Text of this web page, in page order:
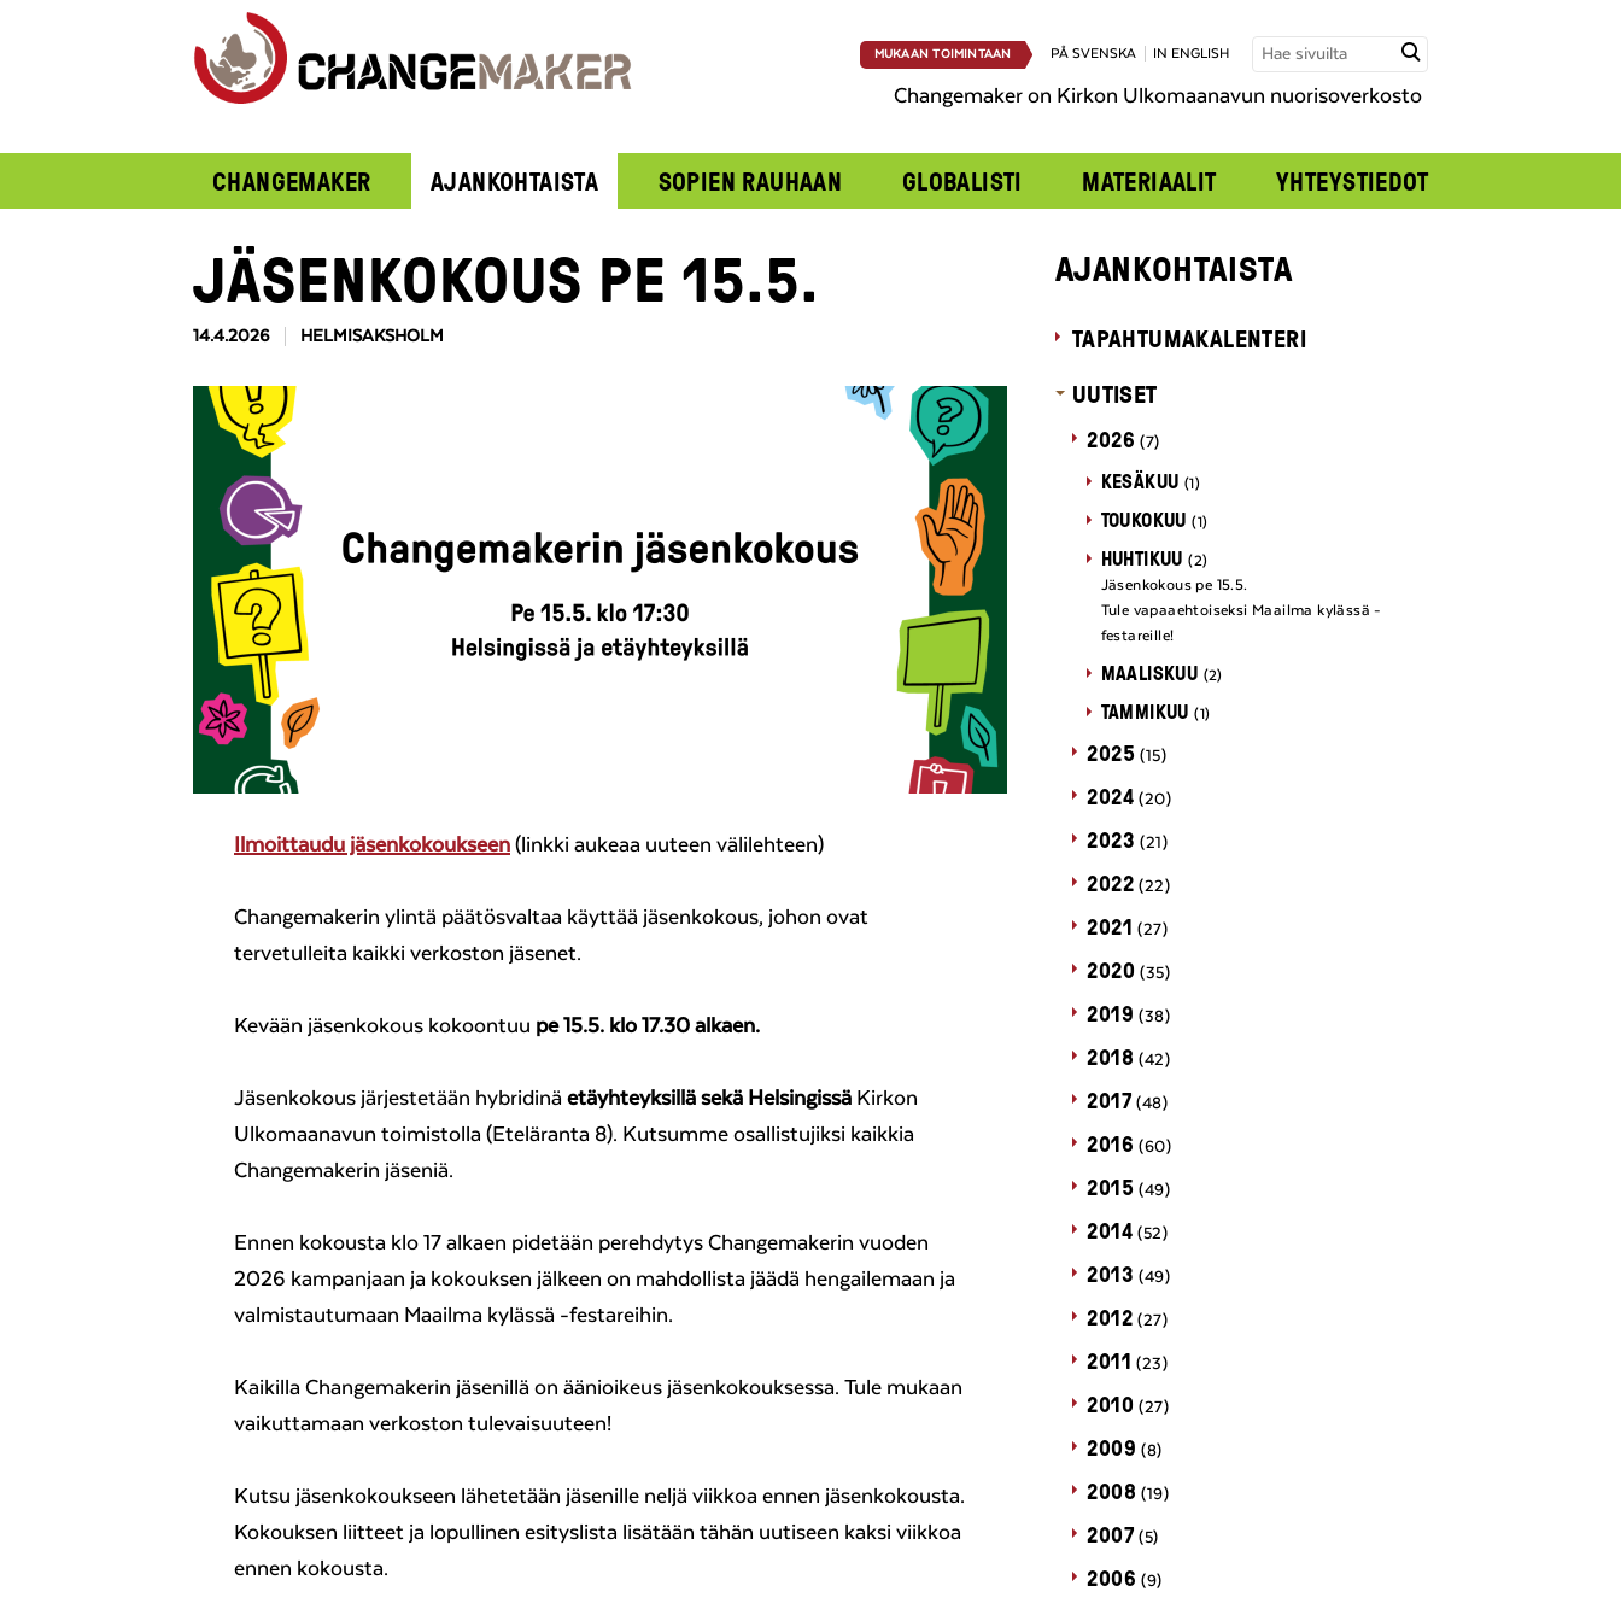
MUKAAN TOIMINTAAN PÅ SVENSKA IN ENGLISH
Changemaker on Kirkon Ulkomaanavun nuorisoverkosto
CHANGEMAKER AJANKOHTAISTA SOPIEN RAUHAAN GLOBALISTI MATERIAALIT YHTEYSTIEDOT
JÄSENKOKOUS PE 15.5.
14.4.2026 HELMISAKSHOLM
Ilmoittaudu jäsenkokoukseen (linkki aukeaa uuteen välilehteen)
Changemakerin ylintä päätösvaltaa käyttää jäsenkokous, johon ovat
tervetulleita kaikki verkoston jäsenet.
Kevään jäsenkokous kokoontuu pe 15.5. klo 17.30 alkaen.
Jäsenkokous järjestetään hybridinä etäyhteyksillä sekä Helsingissä Kirkon
Ulkomaanavun toimistolla (Eteläranta 8). Kutsumme osallistujiksi kaikkia
Changemakerin jäseniä.
Ennen kokousta klo 17 alkaen pidetään perehdytys Changemakerin vuoden
2026 kampanjaan ja kokouksen jälkeen on mahdollista jäädä hengailemaan ja
valmistautumaan Maailma kylässä -festareihin.
Kaikilla Changemakerin jäsenillä on äänioikeus jäsenkokouksessa. Tule mukaan
vaikuttamaan verkoston tulevaisuuteen!
Kutsu jäsenkokoukseen lähetetään jäsenille neljä viikkoa ennen jäsenkokousta.
Kokouksen liitteet ja lopullinen esityslista lisätään tähän uutiseen kaksi viikkoa
ennen kokousta.
AJANKOHTAISTA
TAPAHTUMAKALENTERI
UUTISET
2026 (7)
KESÄKUU (1)
TOUKOKUU (1)
HUHTIKUU (2)
Jäsenkokous pe 15.5.
Tule vapaaehtoiseksi Maailma kylässä -
festareille!
MAALISKUU (2)
TAMMIKUU (1)
2025 (15)
2024 (20)
2023 (21)
2022 (22)
2021 (27)
2020 (35)
2019 (38)
2018 (42)
2017 (48)
2016 (60)
2015 (49)
2014 (52)
2013 (49)
2012 (27)
2011 (23)
2010 (27)
2009 (8)
2008 (19)
2007 (5)
2006 (9)